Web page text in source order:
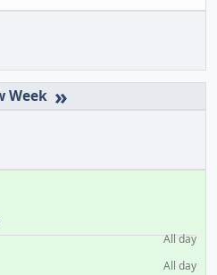
»
All day
All day